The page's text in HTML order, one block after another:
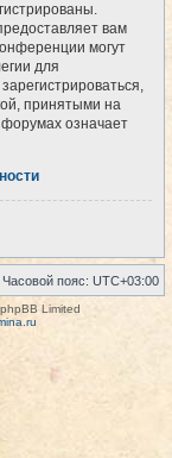
вам
могут
для
принятыми на
означает
Часовой пояс: UTC+03:00
Limited